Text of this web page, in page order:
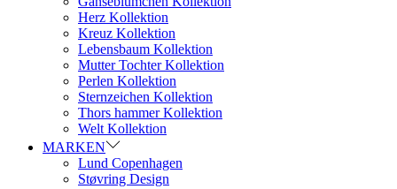
Herz Kollektion
Kreuz Kollektion
Lebensbaum Kollektion
Mutter Tochter Kollektion
Perlen Kollektion
Sternzeichen Kollektion
Thors hammer Kollektion
Welt Kollektion
MARKEN
Lund Copenhagen
Støvring Design